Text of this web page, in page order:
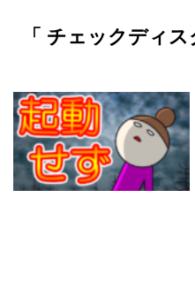
「 チェックディ